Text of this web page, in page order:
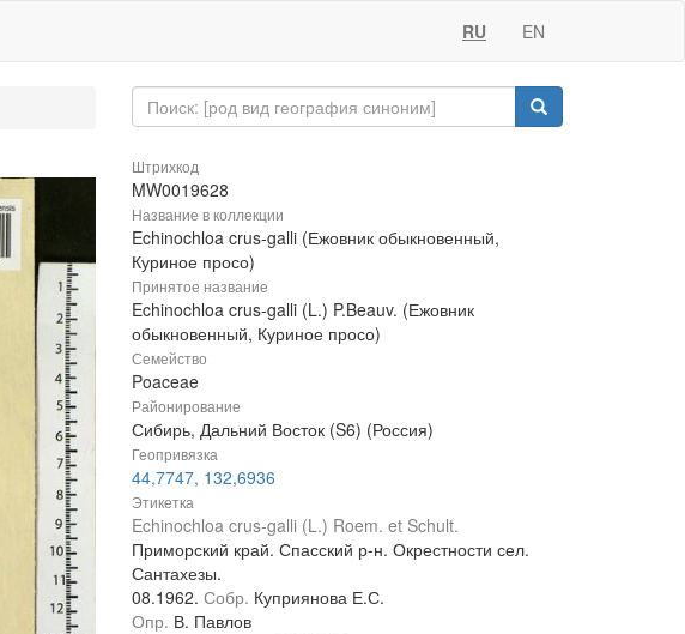
RU EN
Штрихкод
MW0019628
Название в коллекции
Echinochloa crus-galli (Ежовник обыкновенный,
Куриное просо)
Принятое название
Echinochloa crus-galli (L.) P.Beauv. (Ежовник
обыкновенный, Куриное просо)
Семейство
Poaceae
Районирование
Сибирь, Дальний Восток (S6) (Россия)
Геопривязка
44,7747, 132,6936
Этикетка
Echinochloa crus-galli (L.) Roem. et Schult.
Приморский край. Спасский р-н. Окрестности сел.
Сантахезы.
08.1962. Собр. Куприянова Е.С.
Опр. В. Павлов